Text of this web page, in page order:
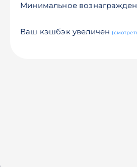
Минимальное
Ваш кэшбэк увеличен